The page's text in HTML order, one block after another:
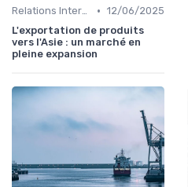
Relations Internationales • 12/06/2025
L'exportation de produits
vers l'Asie : un marché en
pleine expansion